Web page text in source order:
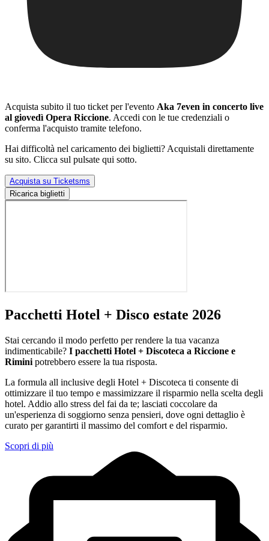
Acquista subito il tuo ticket per l'evento Aka 7even in concerto live
al giovedì Opera Riccione. Accedi con le tue credenziali o
conferma l'acquisto tramite telefono.
Hai difficoltà nel caricamento dei biglietti? Acquistali direttamente
su sito. Clicca sul pulsate qui sotto.
Acquista su Ticketsms
Ricarica biglietti
Pacchetti Hotel + Disco estate 2026
Stai cercando il modo perfetto per rendere la tua vacanza
indimenticabile? I pacchetti Hotel + Discoteca a Riccione e
Rimini potrebbero essere la tua risposta.
La formula all inclusive degli Hotel + Discoteca ti consente di
ottimizzare il tuo tempo e massimizzare il risparmio nella scelta degli
hotel. Addio allo stress del fai da te; lasciati coccolare da
un'esperienza di soggiorno senza pensieri, dove ogni dettaglio è
curato per garantirti il massimo del comfort e del risparmio.
Scopri di più